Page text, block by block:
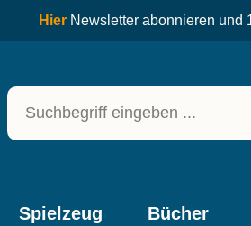
Spielzeug Bücher